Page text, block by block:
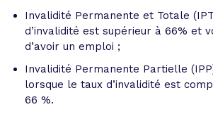
Invalidité Permanente et Totale
d’invalidité est supérieur à 66% et
d’avoir un emploi ;
Invalidité Permanente Partielle
lorsque le taux d’invalidité est
66 %.